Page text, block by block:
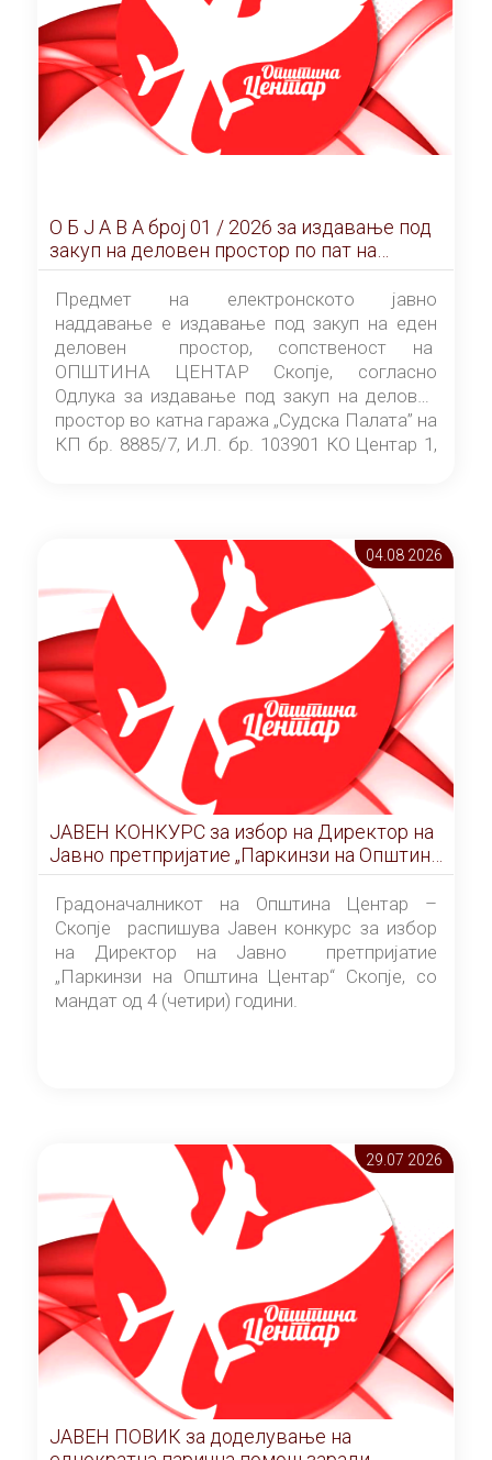
О Б Ј А В А брoj 01 / 2026 за издавање под
закуп на деловен простор по пат на
ЕЛЕКТРОНСКО ЈАВНО НАДДАВАЊЕ
Предмет на електронското јавно
наддавање е издавање под закуп на еден
деловен простор, сопственост на
ОПШТИНА ЦЕНТАР Скопје, согласно
Одлука за издавање под закуп на деловен
простор во катна гаража „Судска Палата” на
КП бр. 8885/7, И.Л. бр. 103901 КО Центар 1,
Скопје” број 9/2026), за времетраење од 3
(три) години од денот на потпишувањето на
Договорот за закуп со најповолниот
понудувач.
04.08 2026
ЈАВЕН КОНКУРС за избор на Директор на
Јавно претпријатие „Паркинзи на Општина
Центар“ – Скопје
Градоначалникот на Општина Центар –
Скопје распишува Јавен конкурс за избор
на Директор на Јавно претпријатие
„Паркинзи на Општина Центар“ Скопје, со
мандат од 4 (четири) години.
29.07 2026
ЈАВЕН ПОВИК за доделување на